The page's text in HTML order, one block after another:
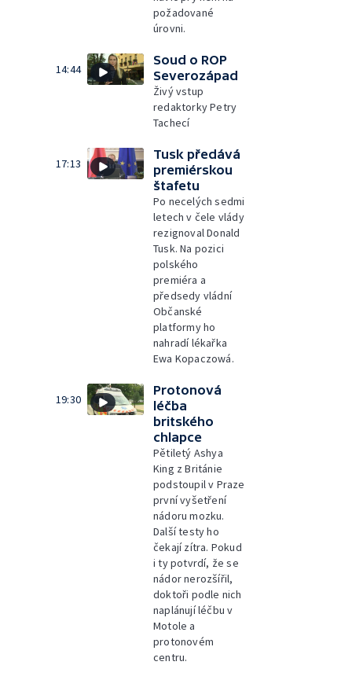
požadované
úrovni.
14:44
Soud o ROP
Severozápad
Živý vstup
redaktorky Petry
Tachecí
17:13
Tusk předává
premiérskou
štafetu
Po necelých sedmi
letech v čele vlády
rezignoval Donald
Tusk. Na pozici
polského
premiéra a
předsedy vládní
Občanské
platformy ho
nahradí lékařka
Ewa Kopaczowá.
19:30
Protonová
léčba
britského
chlapce
Pětiletý Ashya
King z Británie
podstoupil v Praze
první vyšetření
nádoru mozku.
Další testy ho
čekají zítra. Pokud
i ty potvrdí, že se
nádor nerozšířil,
doktoři podle nich
naplánují léčbu v
Motole a
protonovém
centru.